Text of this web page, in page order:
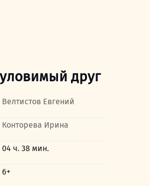
друг
Велтистов Евгений
Конторева Ирина
04 ч. 38 мин.
6+